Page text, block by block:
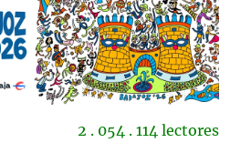
2 . 054 . 114 lectores